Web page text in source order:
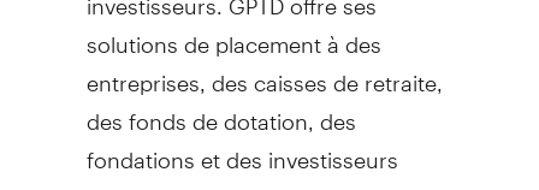
solutions de placement à des
entreprises, des caisses de retraite,
des fonds de dotation, des
fondations et des investisseurs